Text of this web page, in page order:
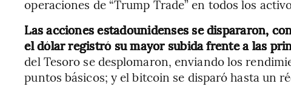
operaciones de “Trump Trade” en todos los
Las acciones estadounidenses se dispararon,
el dólar registró su mayor subida frente a las
del Tesoro se desplomaron, enviando los
puntos básicos; y el bitcoin se disparó hasta un